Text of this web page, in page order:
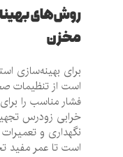
روش‌های بهینه
مخزن
برای بهینه‌سازی
است از تنظیمات صحیح
فشار مناسب را برای
خرابی زودرس تجهیزات
نگهداری و تعمیرات
است تا عمر مفید